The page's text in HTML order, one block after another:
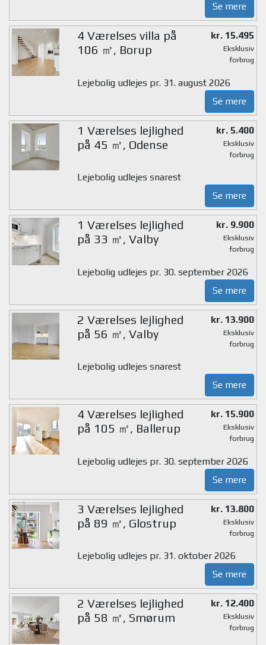
Se mere
4 Værelses villa på
106 ㎡, Borup
kr. 15.495
Eksklusiv
forbrug
Lejebolig udlejes pr. 31. august 2026
Se mere
1 Værelses lejlighed
på 45 ㎡, Odense
kr. 5.400
Eksklusiv
forbrug
Lejebolig udlejes snarest
Se mere
1 Værelses lejlighed
på 33 ㎡, Valby
kr. 9.900
Eksklusiv
forbrug
Lejebolig udlejes pr. 30. september 2026
Se mere
2 Værelses lejlighed
på 56 ㎡, Valby
kr. 13.900
Eksklusiv
forbrug
Lejebolig udlejes snarest
Se mere
4 Værelses lejlighed
på 105 ㎡, Ballerup
kr. 15.900
Eksklusiv
forbrug
Lejebolig udlejes pr. 30. september 2026
Se mere
3 Værelses lejlighed
på 89 ㎡, Glostrup
kr. 13.800
Eksklusiv
forbrug
Lejebolig udlejes pr. 31. oktober 2026
Se mere
2 Værelses lejlighed
på 58 ㎡, Smørum
kr. 12.400
Eksklusiv
forbrug